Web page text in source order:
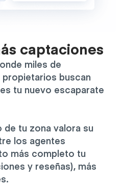
captaciones
miles de
buscan
tu nuevo escaparate
de tu zona valora su
los agentes
más completo tu
y reseñas), más